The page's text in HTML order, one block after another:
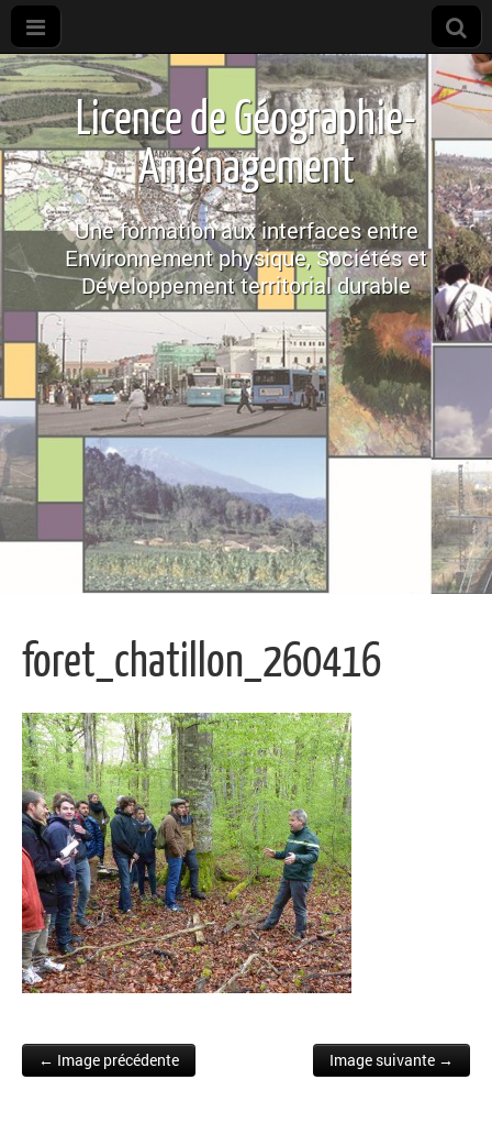
Licence de
géographie
Licence de Géographie-
Aménagement
Une formation aux interfaces entre
Environnement physique, Sociétés et
Développement territorial durable
foret_chatillon_260416
Post navigation
← Image précédente Image suivante →